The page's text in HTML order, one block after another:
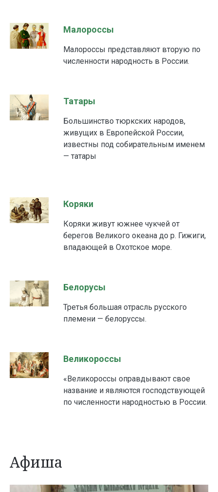
Малороссы
Малороссы представляют вторую по
численности народность в России.
Татары
Большинство тюркских народов,
живущих в Европейской России,
известны под собирательным именем
— татары
Коряки
Коряки живут южнее чукчей от
берегов Великого океана до р. Гижиги,
впадающей в Охотское море.
Белорусы
Третья большая отрасль русского
племени — белоруссы.
Великороссы
«Великороссы оправдывают свое
название и являются господствующей
по численности народностью в России.
Афиша